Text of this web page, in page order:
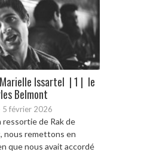
Issartel | 1 | le
Belmont
5 février 2026
ressortie de Rak de
nous remettons en
que nous avait accordé